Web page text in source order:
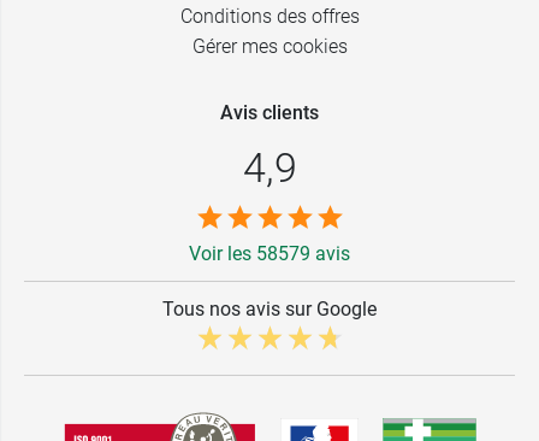
Conditions des offres
Gérer mes cookies
Avis clients
4,9
Voir les 58579 avis
Tous nos avis sur Google